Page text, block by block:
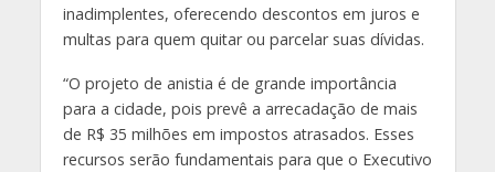
inadimplentes, oferecendo descontos em juros e
multas para quem quitar ou parcelar suas dívidas.
“O projeto de anistia é de grande importância
para a cidade, pois prevê a arrecadação de mais
de R$ 35 milhões em impostos atrasados. Esses
recursos serão fundamentais para que o Executivo